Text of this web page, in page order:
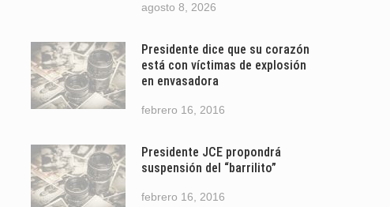
agosto 8, 2026
Presidente dice que su corazón
está con víctimas de explosión
en envasadora
febrero 16, 2016
Presidente JCE propondrá
suspensión del “barrilito”
febrero 16, 2016